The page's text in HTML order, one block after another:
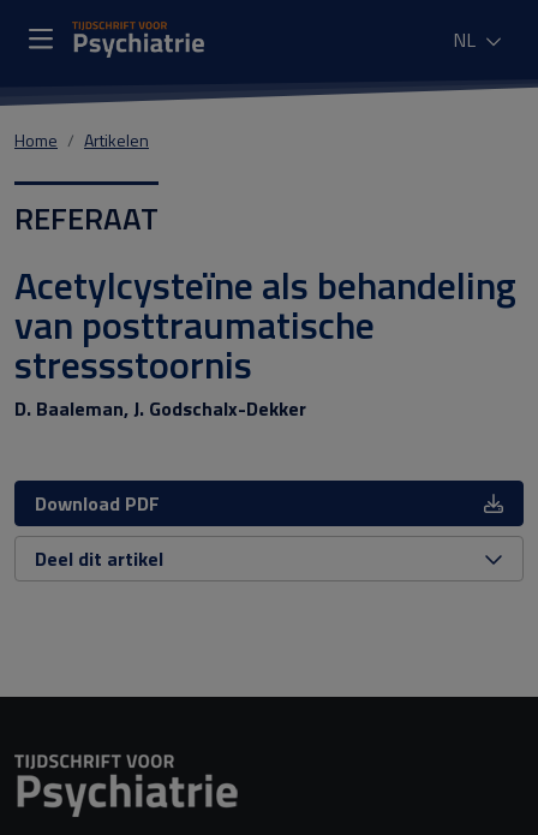
NL
Home Artikelen
REFERAAT
Acetylcysteïne als behandeling
van posttraumatische
stressstoornis
D. Baaleman, J. Godschalx-Dekker
Download PDF
Deel dit artikel